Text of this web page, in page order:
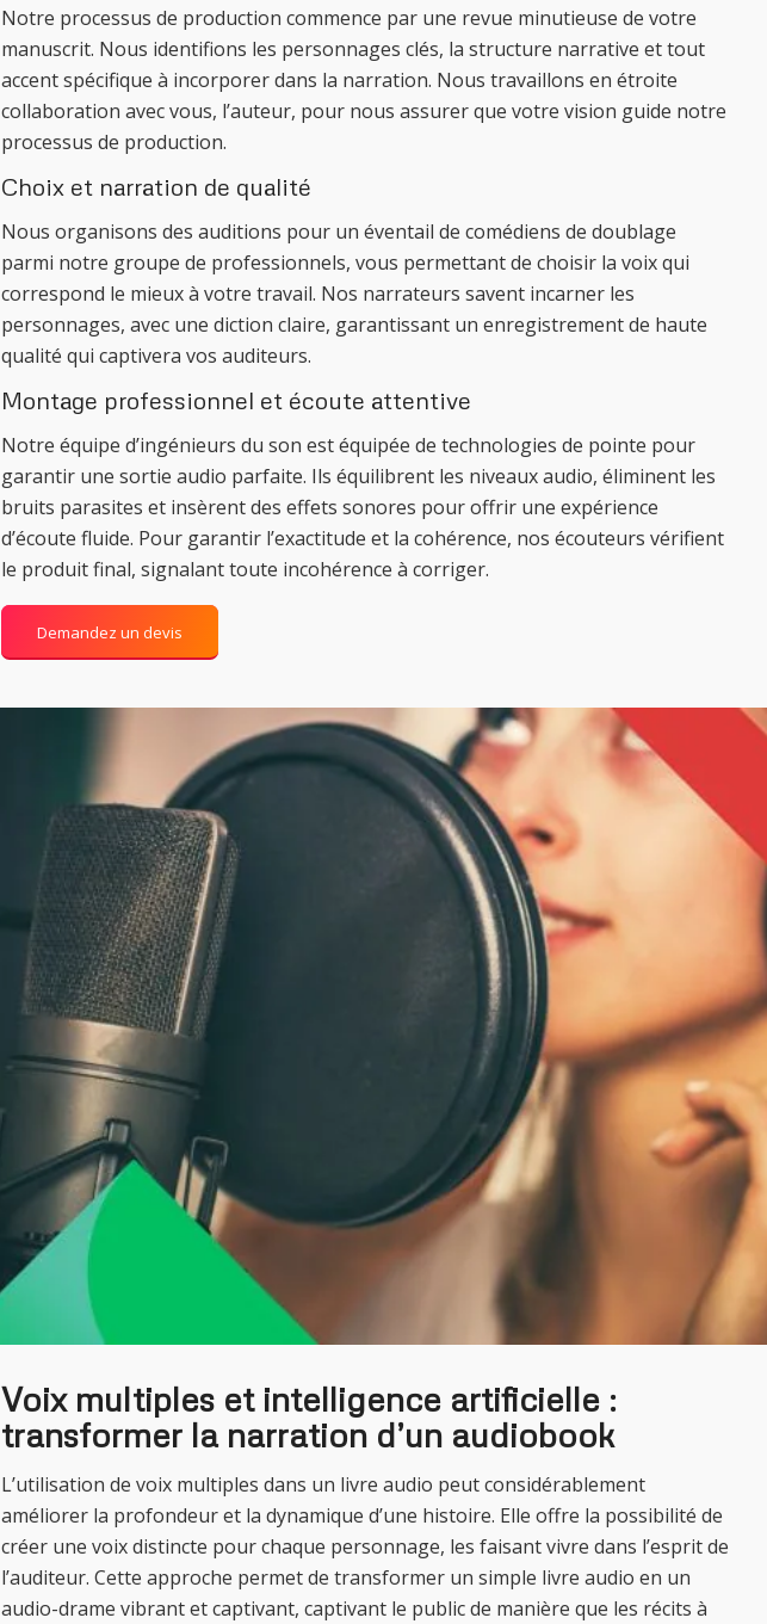
Notre processus de production commence par une revue minutieuse de votre
manuscrit. Nous identifions les personnages clés, la structure narrative et tout
accent spécifique à incorporer dans la narration. Nous travaillons en étroite
collaboration avec vous, l’auteur, pour nous assurer que votre vision guide notre
processus de production.
Choix et narration de qualité
Nous organisons des auditions pour un éventail de comédiens de doublage
parmi notre groupe de professionnels, vous permettant de choisir la voix qui
correspond le mieux à votre travail. Nos narrateurs savent incarner les
personnages, avec une diction claire, garantissant un enregistrement de haute
qualité qui captivera vos auditeurs.
Montage professionnel et écoute attentive
Notre équipe d’ingénieurs du son est équipée de technologies de pointe pour
garantir une sortie audio parfaite. Ils équilibrent les niveaux audio, éliminent les
bruits parasites et insèrent des effets sonores pour offrir une expérience
d’écoute fluide. Pour garantir l’exactitude et la cohérence, nos écouteurs vérifient
le produit final, signalant toute incohérence à corriger.
Demandez un devis
Voix multiples et intelligence artificielle :
transformer la narration d’un audiobook
L’utilisation de voix multiples dans un livre audio peut considérablement
améliorer la profondeur et la dynamique d’une histoire. Elle offre la possibilité de
créer une voix distincte pour chaque personnage, les faisant vivre dans l’esprit de
l’auditeur. Cette approche permet de transformer un simple livre audio en un
audio-drame vibrant et captivant, captivant le public de manière que les récits à